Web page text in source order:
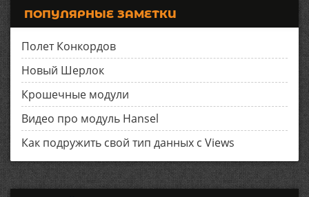
ПОПУЛЯРНЫЕ ЗАМЕТКИ
Полет Конкордов
Новый Шерлок
Крошечные модули
Видео про модуль Hansel
Как подружить свой тип данных с Views